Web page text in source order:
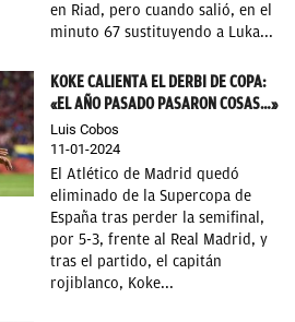
en Riad, pero cuando salió, en el
minuto 67 sustituyendo a Luka...
KOKE CALIENTA EL DERBI DE COPA:
«EL AÑO PASADO PASARON COSAS…»
Luis Cobos
11-01-2024
El Atlético de Madrid quedó
eliminado de la Supercopa de
España tras perder la semifinal,
por 5-3, frente al Real Madrid, y
tras el partido, el capitán
rojiblanco, Koke...